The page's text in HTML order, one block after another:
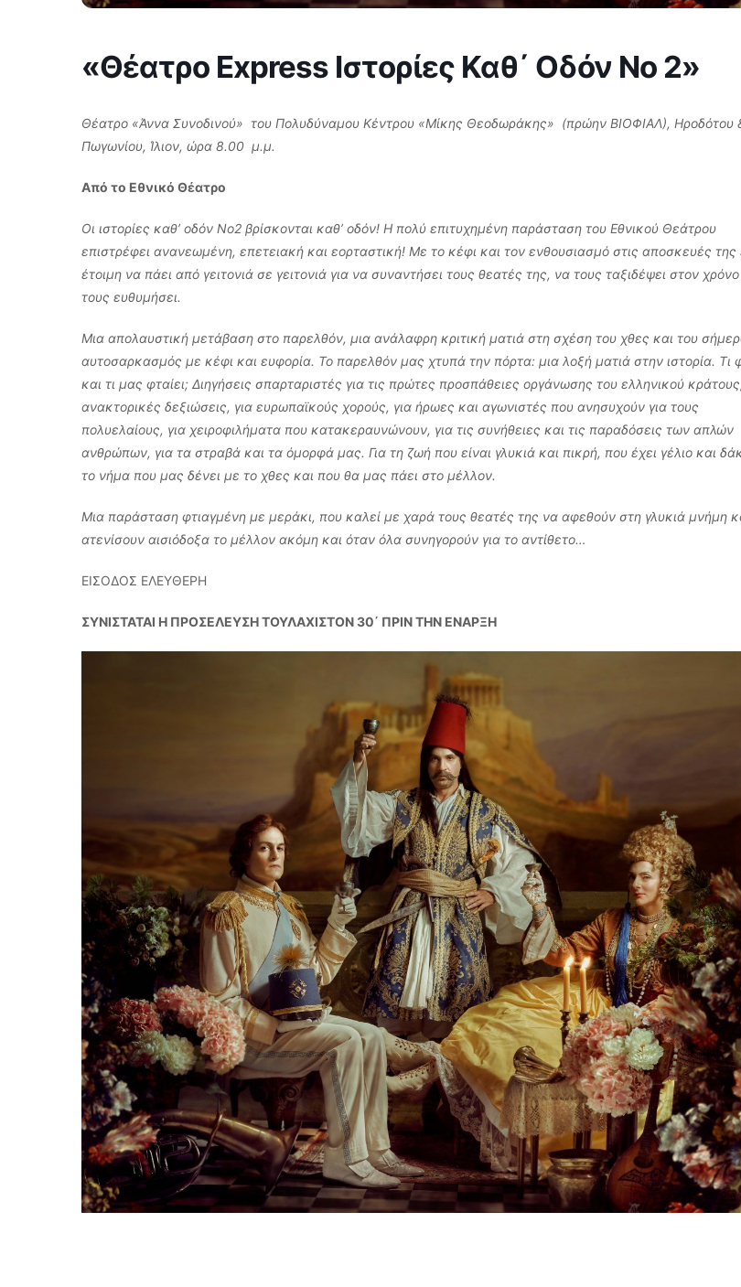
«Θέατρο Express Ιστορίες Καθ΄ Οδόν Νο 2»
Θέατρο «Άννα Συνοδινού» του Πολυδύναμου Κέντρου «Μίκης Θεοδωράκης» (πρώην ΒΙΟΦΙΑΛ), Ηροδότου
Πωγωνίου, Ίλιον, ώρα 8.00 μ.μ.
Από το Εθνικό Θέατρο
Οι ιστορίες καθ’ οδόν Νο2 βρίσκονται καθ’ οδόν! Η πολύ επιτυχημένη παράσταση του Εθνικού Θεάτρου
επιστρέφει ανανεωμένη, επετειακή και εορταστική! Με το κέφι και τον ενθουσιασμό στις αποσκευές της
έτοιμη να πάει από γειτονιά σε γειτονιά για να συναντήσει τους θεατές της, να τους ταξιδέψει στον
τους ευθυμήσει.
Μια απολαυστική μετάβαση στο παρελθόν, μια ανάλαφρη κριτική ματιά στη σχέση του χθες και του
αυτοσαρκασμός με κέφι και ευφορία. Το παρελθόν μας χτυπά την πόρτα: μια λοξή ματιά στην ιστορία. Τι
και τι μας φταίει; Διηγήσεις σπαρταριστές για τις πρώτες προσπάθειες οργάνωσης του ελληνικού
ανακτορικές δεξιώσεις, για ευρωπαϊκούς χορούς, για ήρωες και αγωνιστές που ανησυχούν για τους
πολυελαίους, για χειροφιλήματα που κατακεραυνώνουν, για τις συνήθειες και τις παραδόσεις των απλών
ανθρώπων, για τα στραβά και τα όμορφά μας. Για τη ζωή που είναι γλυκιά και πικρή, που έχει γέλιο και
το νήμα που μας δένει με το χθες και που θα μας πάει στο μέλλον.
Μια παράσταση φτιαγμένη με μεράκι, που καλεί με χαρά τους θεατές της να αφεθούν στη γλυκιά μνήμη
ατενίσουν αισιόδοξα το μέλλον ακόμη και όταν όλα συνηγορούν για το αντίθετο…
ΕΙΣΟΔΟΣ ΕΛΕΥΘΕΡΗ
ΣΥΝΙΣΤΑΤΑΙ Η ΠΡΟΣΕΛΕΥΣΗ ΤΟΥΛΑΧΙΣΤΟΝ 30΄ ΠΡΙΝ ΤΗΝ ΕΝΑΡΞΗ